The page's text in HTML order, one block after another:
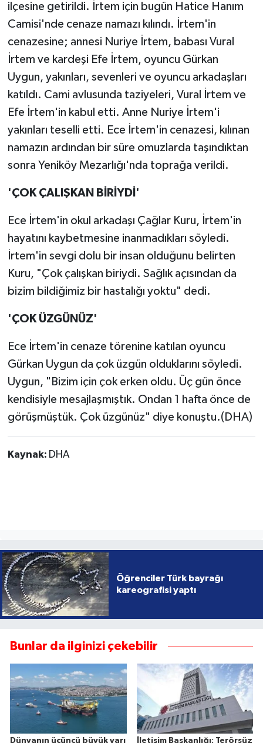
ilçesine getirildi. İrtem için bugün Hatice Hanım
Camisi'nde cenaze namazı kılındı. İrtem'in
cenazesine; annesi Nuriye İrtem, babası Vural
İrtem ve kardeşi Efe İrtem, oyuncu Gürkan
Uygun, yakınları, sevenleri ve oyuncu arkadaşları
katıldı. Cami avlusunda taziyeleri, Vural İrtem ve
Efe İrtem'in kabul etti. Anne Nuriye İrtem'i
yakınları teselli etti. Ece İrtem'in cenazesi, kılınan
namazın ardından bir süre omuzlarda taşındıktan
sonra Yeniköy Mezarlığı'nda toprağa verildi.
'ÇOK ÇALIŞKAN BİRİYDİ'
Ece İrtem'in okul arkadaşı Çağlar Kuru, İrtem'in
hayatını kaybetmesine inanmadıkları söyledi.
İrtem'in sevgi dolu bir insan olduğunu belirten
Kuru, "Çok çalışkan biriydi. Sağlık açısından da
bizim bildiğimiz bir hastalığı yoktu" dedi.
'ÇOK ÜZGÜNÜZ'
Ece İrtem'in cenaze törenine katılan oyuncu
Gürkan Uygun da çok üzgün olduklarını söyledi.
Uygun, "Bizim için çok erken oldu. Üç gün önce
kendisiyle mesajlaşmıştık. Ondan 1 hafta önce de
görüşmüştük. Çok üzgünüz" diye konuştu.(DHA)
Kaynak: DHA
Öğrenciler Türk bayrağı
kareografisi yaptı
Bunlar da ilginizi çekebilir
Dünyanın üçüncü büyük yarı İletişim Başkanlığı: Terörsüz